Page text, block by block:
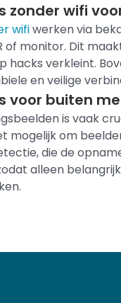
zonder wifi
wifiwerken via
monitor. Dit
hacks verkleint.
en veilige
voor buiten
is vaak
mogelijk om
die de
alleen